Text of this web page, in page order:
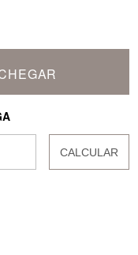
CALCULAR